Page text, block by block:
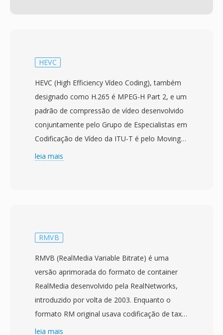
HEVC
HEVC (High Efficiency Vídeo Coding), também
designado como H.265 é MPEG-H Part 2, e um
padrão de compressão de vídeo desenvolvido
conjuntamente pelo Grupo de Especialistas em
Codificação de Vídeo da ITU-T é pelo Moving
Picture Experts Group da ISO/IEC. Aprovado
taxa de bits. O padrão consegue isso por meio
de até 64x64 pixels, predicao de movimento
mais sofisticada com 35 modos intra
direcionais, filtragem adaptativa de
deslocamento de amostra avançada é
ferramentas de processamento paralelo
leia mais
RMVB
RMVB (RealMedia Variable Bitrate) é uma
versão aprimorada do formato de container
RealMedia desenvolvido pela RealNetworks,
introduzido por volta de 2003. Enquanto o
formato RM original usava codificação de taxa
de bits constante, o RMVB emprega
leia mais